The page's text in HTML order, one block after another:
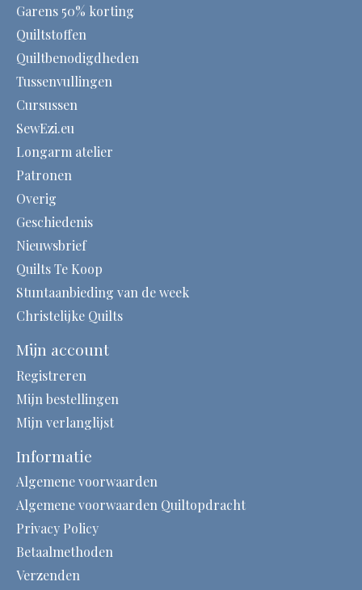
Garens 50% korting
Quiltstoffen
Quiltbenodigdheden
Tussenvullingen
Cursussen
SewEzi.eu
Longarm atelier
Patronen
Overig
Geschiedenis
Nieuwsbrief
Quilts Te Koop
Stuntaanbieding van de week
Christelijke Quilts
Mijn account
Registreren
Mijn bestellingen
Mijn verlanglijst
Informatie
Algemene voorwaarden
Algemene voorwaarden Quiltopdracht
Privacy Policy
Betaalmethoden
Verzenden